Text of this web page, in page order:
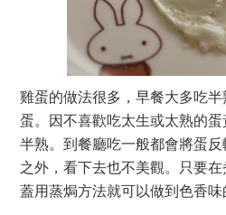
雞蛋的做法很多，早餐大多吃
蛋。因不喜歡吃太生或太熟的
半熟。到餐廳吃一般都會將蛋
之外，看下去也不美觀。只要
蓋用蒸焗方法就可以做到色